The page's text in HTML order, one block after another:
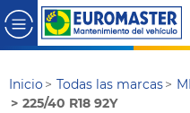
Inicio Todas las marcas
225/40 R18 92Y